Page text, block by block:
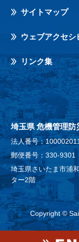
サイトマップ
ウェブアクセシ
リンク集
埼玉県 危機管理防
法人番号：
郵便番号：330-9301
埼玉県さいたま市浦
ター2階
Copyright ©